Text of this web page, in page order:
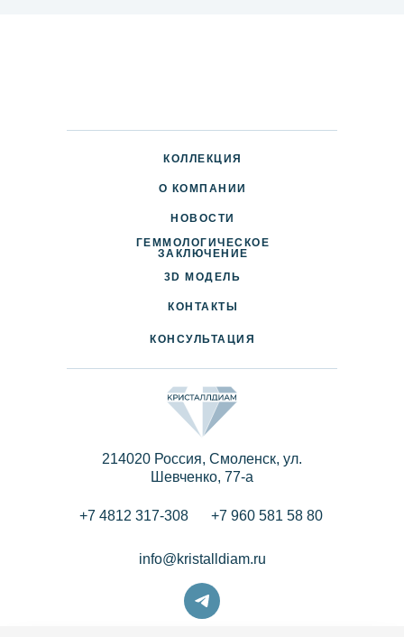
info@kristalldiam.ru
214020 Россия, Смоленск, ул.
Шевченко, 77-a
+7 4812 317-308 +7 960 581 58 80
КОНТАКТЫ
КОЛЛЕКЦИЯ
НОВОСТИ
О КОМПАНИИ
ДОСТАВКА И ОПЛАТА
ПАРТНЕРАМ
3D МОДЕЛЬ
КОНСУЛЬТАЦИЯ
ГЕММОЛОГИЧЕСКОЕ
ЗАКЛЮЧЕНИЕ